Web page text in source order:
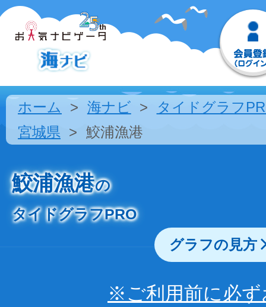
ホーム 海ナビ
タイドグラフ
宮城県
鮫浦漁港
鮫浦漁港の
タイドグラフPRO
グラフの見方
※ご利用前に必